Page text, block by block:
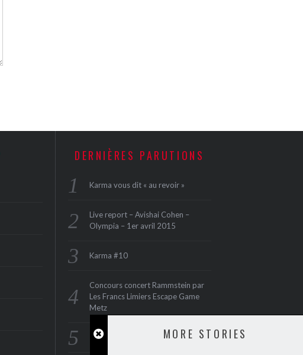
MORE STORIES
DERNIÈRES PARUTIONS
Karma vous dit « au revoir »
Live report – Avishai Cohen –
Olympia – 1er avril 2015
Karma #10
Concours concert Rammstein par
Les Francs Limiers Escape Game
Metz
Interview : Serious Black